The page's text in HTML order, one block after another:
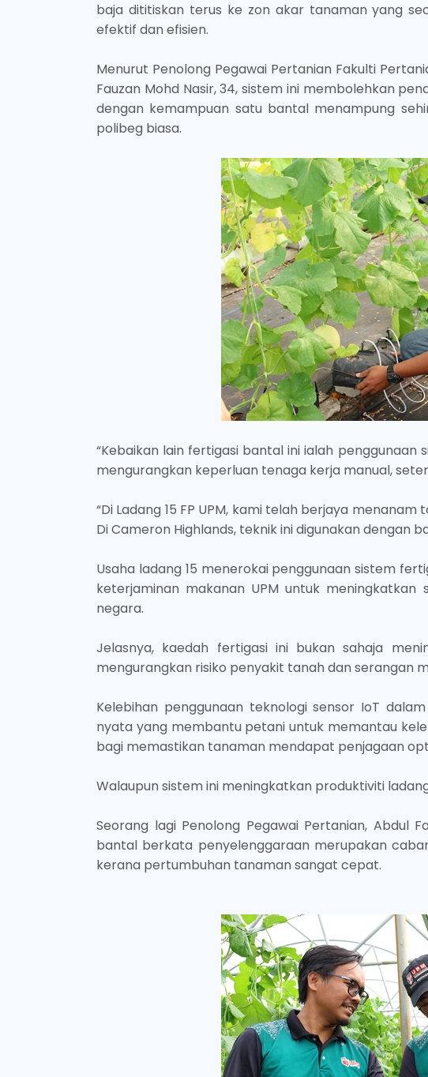
baja dititiskan terus ke zon akar tanaman yang
efektif dan efisien.
Menurut Penolong Pegawai Pertanian Fakulti
Fauzan Mohd Nasir, 34, sistem ini membolehkan
dengan kemampuan satu bantal menampung
polibeg biasa.
“Kebaikan lain fertigasi bantal ini ialah
mengurangkan keperluan tenaga kerja manual,
“Di Ladang 15 FP UPM, kami telah berjaya
Di Cameron Highlands, teknik ini digunakan dengan
Usaha ladang 15 menerokai penggunaan sistem
keterjaminan makanan UPM untuk
negara.
Jelasnya, kaedah fertigasi ini bukan sahaja
mengurangkan risiko penyakit tanah dan serangan
Kelebihan penggunaan teknologi sensor IoT
nyata yang membantu petani untuk memantau
bagi memastikan tanaman mendapat penjagaan
Walaupun sistem ini meningkatkan produktiviti
Seorang lagi Penolong Pegawai Pertanian, Abdul
bantal berkata penyelenggaraan merupakan
kerana pertumbuhan tanaman sangat cepat.